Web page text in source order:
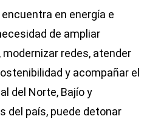
en energía e
de ampliar
redes, atender
y acompañar el
del Norte, Bajío y
del país, puede detonar